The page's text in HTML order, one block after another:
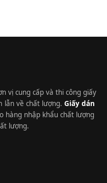
vị cung cấp và thi công giấy
lẫn về chất lượng. Giấy dán
hàng nhập khẩu chất lượng
lượng.